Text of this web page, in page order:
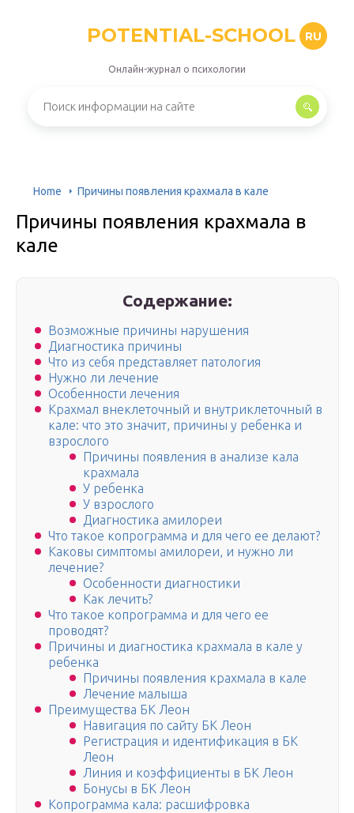
POTENTIAL-SCHOOL RU
Онлайн-журнал о психологии
Home Причины появления крахмала в кале
Причины появления крахмала в
кале
Содержание:
Возможные причины нарушения
Диагностика причины
Что из себя представляет патология
Нужно ли лечение
Особенности лечения
Крахмал внеклеточный и внутриклеточный в
кале: что это значит, причины у ребенка и
взрослого
Причины появления в анализе кала
крахмала
У ребенка
У взрослого
Диагностика амилореи
Что такое копрограмма и для чего ее делают?
Каковы симптомы амилореи, и нужно ли
лечение?
Особенности диагностики
Как лечить?
Что такое копрограмма и для чего ее
проводят?
Причины и диагностика крахмала в кале у
ребенка
Причины появления крахмала в кале
Лечение малыша
Преимущества БК Леон
Навигация по сайту БК Леон
Регистрация и идентификация в БК
Леон
Линия и коэффициенты в БК Леон
Бонусы в БК Леон
Копрограмма кала: расшифровка